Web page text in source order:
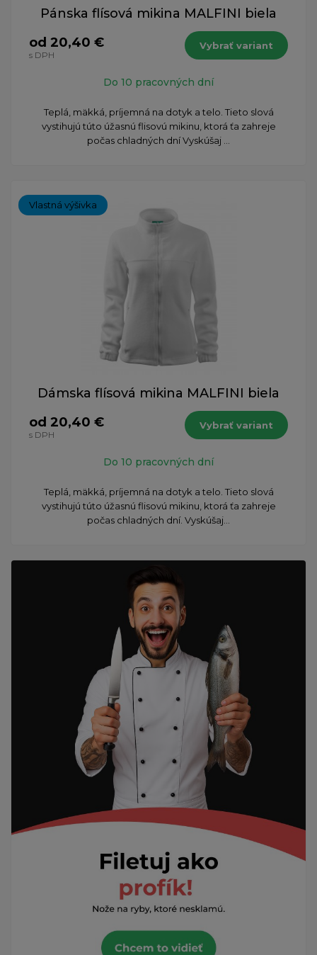
Pánska flísová mikina MALFINI biela
od 20,40 €
s DPH
Vybrať variant
Do 10 pracovných dní
Teplá, mäkká, príjemná na dotyk a telo. Tieto slová
vystihujú túto úžasnú flisovú mikinu, ktorá ťa zahreje
počas chladných dní Vyskúšaj ...
Vlastná výšivka
Dámska flísová mikina MALFINI biela
od 20,40 €
s DPH
Vybrať variant
Do 10 pracovných dní
Teplá, mäkká, príjemná na dotyk a telo. Tieto slová
vystihujú túto úžasnú flisovú mikinu, ktorá ťa zahreje
počas chladných dní. Vyskúšaj...